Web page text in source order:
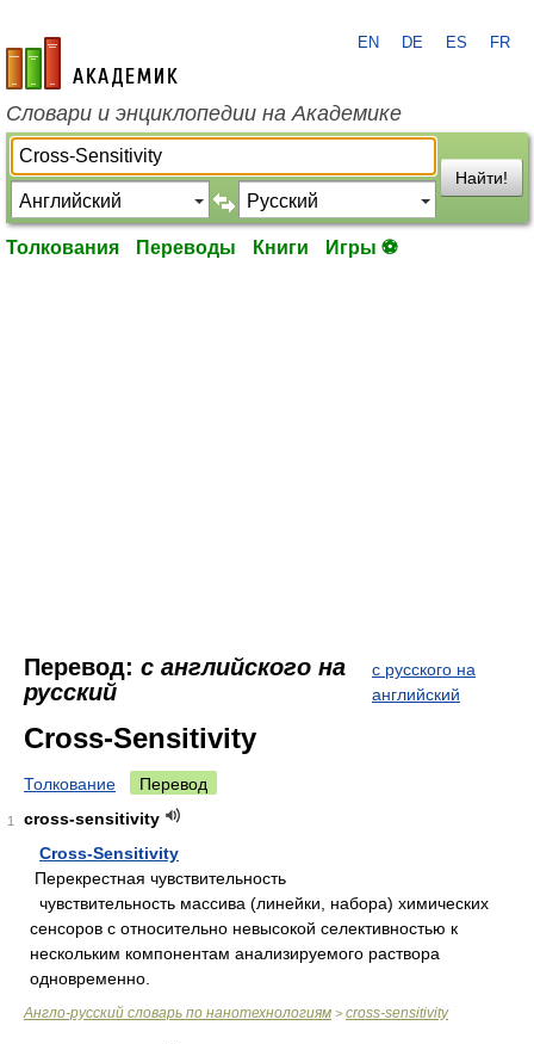
academic.ru
EN DE ES FR
Словари и энциклопедии на Академике
Найти!
Толкования Переводы Книги Игры ⚽
Перевод: с английского на
русский
с русского на
английский
Cross-Sensitivity
Толкование Перевод
1
cross-sensitivity
Cross-Sensitivity
Перекрестная чувствительность
чувствительность массива (линейки, набора) химических
сенсоров с относительно невысокой селективностью к
нескольким компонентам анализируемого раствора
одновременно.
Англо-русский словарь по нанотехнологиям > cross-sensitivity